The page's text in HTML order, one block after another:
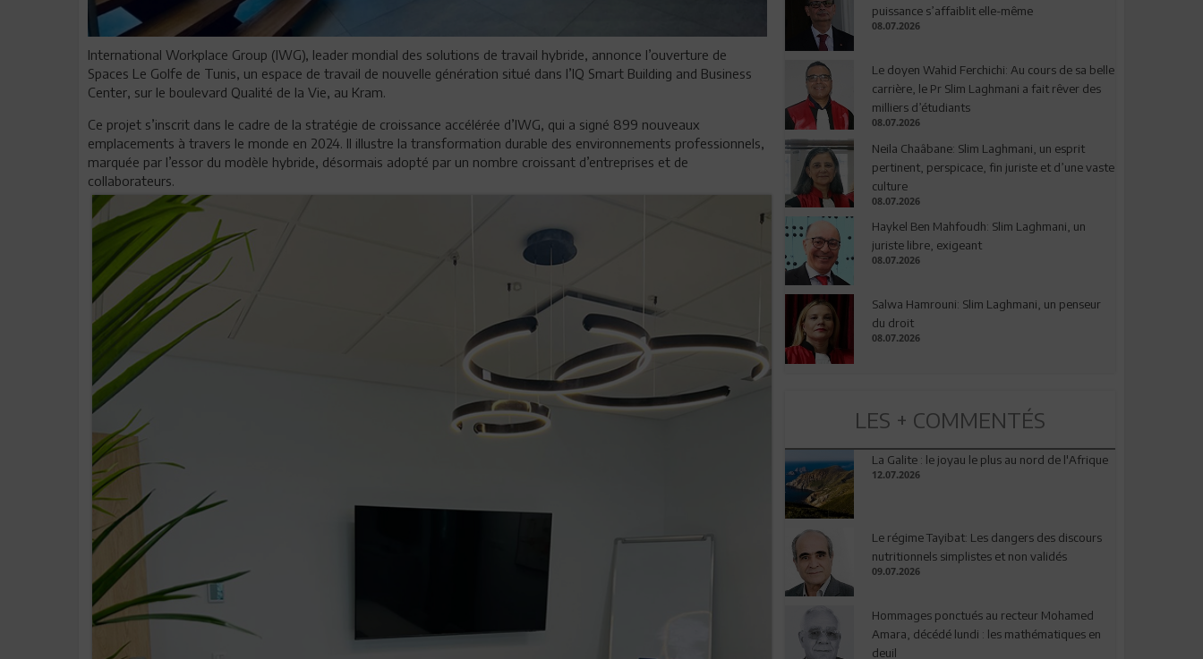
International Workplace Group (IWG), leader mondial des solutions de travail hybride, annonce l’ouverture de
Spaces Le Golfe de Tunis, un espace de travail de nouvelle génération situé dans l’IQ Smart Building and Business
Center, sur le boulevard Qualité de la Vie, au Kram.
Ce projet s’inscrit dans le cadre de la stratégie de croissance accélérée d’IWG, qui a signé 899 nouveaux
emplacements à travers le monde en 2024. Il illustre la transformation durable des environnements professionnels,
marquée par l’essor du modèle hybride, désormais adopté par un nombre croissant d’entreprises et de
collaborateurs.
puissance s’affaiblit elle-même
08.07.2026
Le doyen Wahid Ferchichi: Au cours de sa belle
carrière, le Pr Slim Laghmani a fait rêver des
milliers d’étudiants
08.07.2026
Neila Chaâbane: Slim Laghmani, un esprit
pertinent, perspicace, fin juriste et d’une vaste
culture
08.07.2026
Haykel Ben Mahfoudh: Slim Laghmani, un
juriste libre, exigeant
08.07.2026
Salwa Hamrouni: Slim Laghmani, un penseur
du droit
08.07.2026
LES + COMMENTÉS
La Galite : le joyau le plus au nord de l'Afrique
12.07.2026
Le régime Tayibat: Les dangers des discours
nutritionnels simplistes et non validés
09.07.2026
Hommages ponctués au recteur Mohamed
Amara, décédé lundi : les mathématiques en
deuil